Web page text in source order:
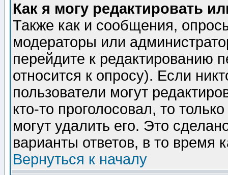
Как я могу редактировать
Также как и сообщения,
модераторы или
перейдите к редактированию
относится к опросу). Если
пользователи могут
кто-то проголосовал, то
могут удалить его. Это
варианты ответов, в то время
Вернуться к началу